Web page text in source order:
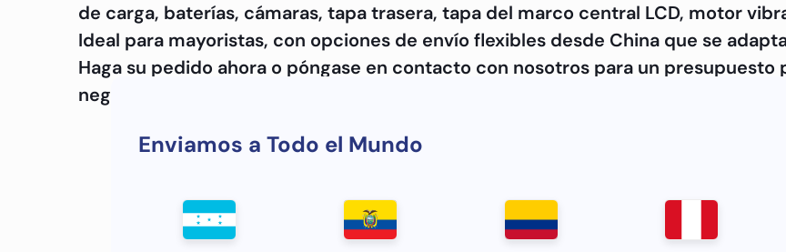
de carga, baterías, cámaras, tapa trasera, tapa del marco central LCD, motor
Ideal para mayoristas, con opciones de envío flexibles desde China que se
Haga su pedido ahora o póngase en contacto con nosotros para un
negocio con un proveedor de piezas Samsung M15 de confianza.
Enviamos a Todo el Mundo